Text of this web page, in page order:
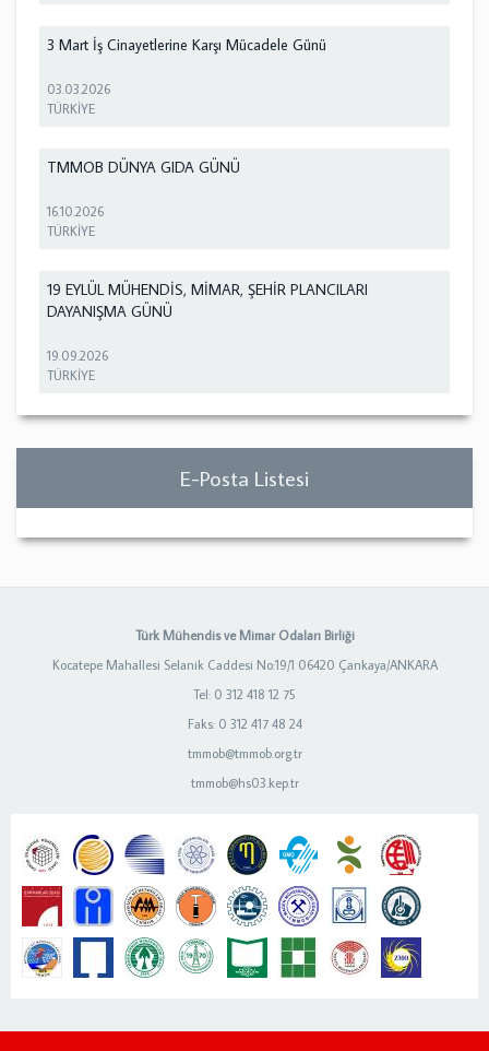
3 Mart İş Cinayetlerine Karşı Mücadele Günü
03.03.2026
TÜRKİYE
TMMOB DÜNYA GIDA GÜNÜ
16.10.2026
TÜRKİYE
19 EYLÜL MÜHENDİS, MİMAR, ŞEHİR PLANCILARI
DAYANIŞMA GÜNÜ
19.09.2026
TÜRKİYE
E-Posta Listesi
Türk Mühendis ve Mimar Odaları Birliği
Kocatepe Mahallesi Selanik Caddesi No:19/1 06420 Çankaya/ANKARA
Tel: 0 312 418 12 75
Faks: 0 312 417 48 24
tmmob@tmmob.org.tr
tmmob@hs03.kep.tr